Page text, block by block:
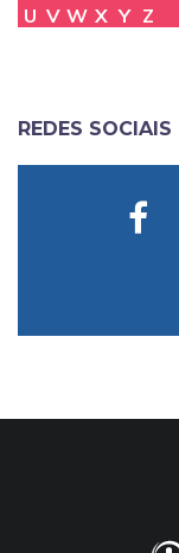
U V W X Y Z
REDES SOCIAIS